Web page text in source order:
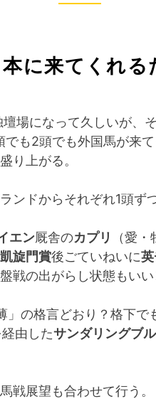
に来てくれ
場になって久しいが、
でも2頭でも外国馬が来
り上がる。
ンドからそれぞれ1頭ず
エン厩舎のカプリ （愛
凱旋門賞後ごていねいに
戦の出がらし状態もいい
」の格言どおり？格下で
由したサンダリングブ
戦展望も合わせて行う。